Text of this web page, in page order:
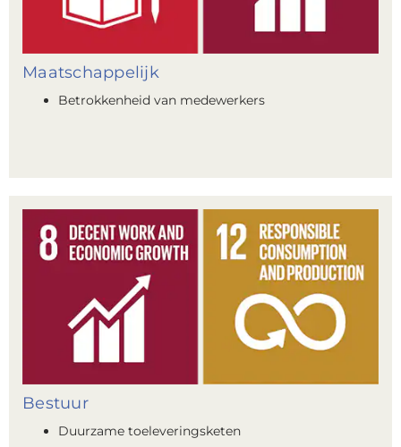
Maatschappelijk
Betrokkenheid van medewerkers
Bestuur
Duurzame toeleveringsketen